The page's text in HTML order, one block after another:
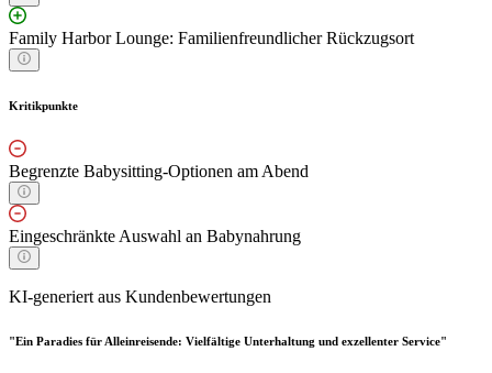
Family Harbor Lounge: Familienfreundlicher Rückzugsort
Kritikpunkte
Begrenzte Babysitting-Optionen am Abend
Eingeschränkte Auswahl an Babynahrung
KI-generiert aus Kundenbewertungen
"Ein Paradies für Alleinreisende: Vielfältige Unterhaltung und exzellenter Service"